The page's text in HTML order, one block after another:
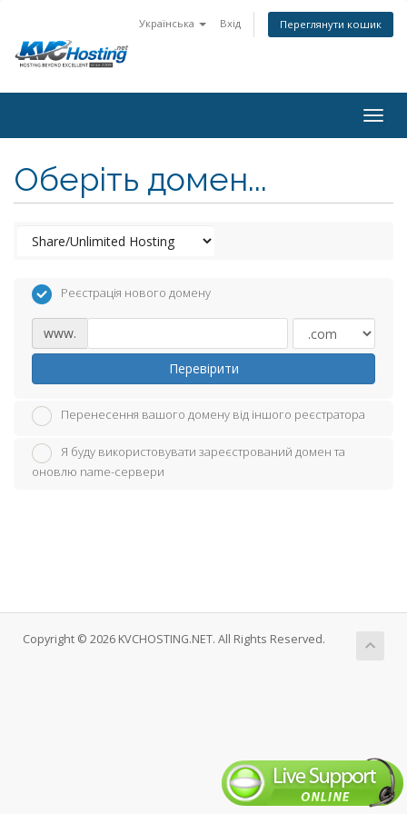
Українська Вхід Переглянути кошик
Оберіть домен...
Реєстрація нового домену
www.
Перевірити
Перенесення вашого домену від іншого реєстратора
Я буду використовувати зареєстрований домен та
оновлю name-сервери
Copyright © 2026 KVCHOSTING.NET. All Rights Reserved.